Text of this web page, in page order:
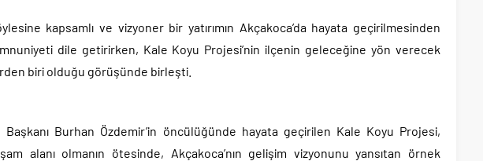
kapsamlı ve vizyoner bir yatırımın Akçakoca’da hayata geçirilmesinden
dile getirirken, Kale Koyu Projesi’nin ilçenin geleceğine yön verecek
biri olduğu görüşünde birleşti.
Başkanı Burhan Özdemir’in öncülüğünde hayata geçirilen Kale Koyu Projesi,
alanı olmanın ötesinde, Akçakoca’nın gelişim vizyonunu yansıtan örnek